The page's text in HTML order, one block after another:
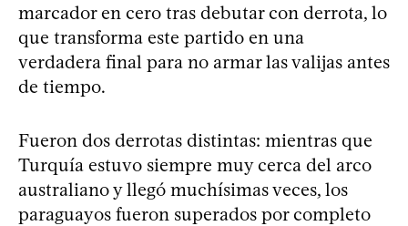
marcador en cero tras debutar con derrota, lo
que transforma este partido en una
verdadera final para no armar las valijas antes
de tiempo.
Fueron dos derrotas distintas: mientras que
Turquía estuvo siempre muy cerca del arco
australiano y llegó muchísimas veces, los
paraguayos fueron superados por completo